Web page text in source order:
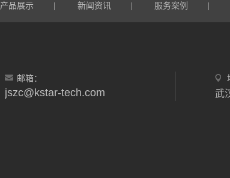
产品展示 新闻资讯 服务案例
邮箱：
jszc@kstar-tech.com 武